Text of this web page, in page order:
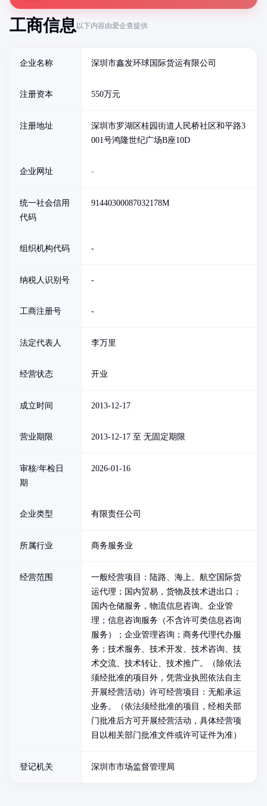
工商信息以下内容由爱企查提供
企业名称 深圳市鑫发环球国际货运有限公司
注册资本 550万元
注册地址
深圳市罗湖区桂园街道人民桥社区和平路3
001号鸿隆世纪广场B座10D
企业网址 -
统一社会信用
代码
91440300087032178M
组织机构代码 -
纳税人识别号 -
工商注册号 -
法定代表人 李万里
经营状态 开业
成立时间 2013-12-17
营业期限 2013-12-17 至 无固定期限
审核/年检日
期
2026-01-16
企业类型 有限责任公司
所属行业 商务服务业
经营范围
一般经营项目：陆路、海上、航空国际货
运代理；国内贸易，货物及技术进出口；
国内仓储服务，物流信息咨询。企业管
理；信息咨询服务（不含许可类信息咨询
服务）；企业管理咨询；商务代理代办服
务；技术服务、技术开发、技术咨询、技
术交流、技术转让、技术推广。（除依法
须经批准的项目外，凭营业执照依法自主
开展经营活动）许可经营项目：无船承运
业务。（依法须经批准的项目，经相关部
门批准后方可开展经营活动，具体经营项
目以相关部门批准文件或许可证件为准）
登记机关 深圳市市场监督管理局